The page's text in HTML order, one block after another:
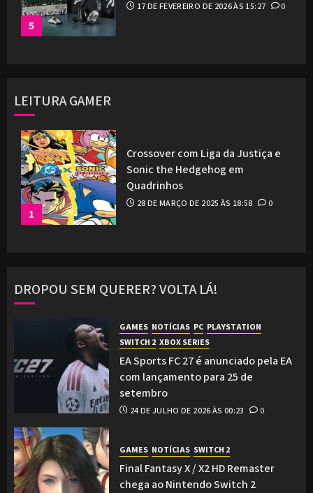
5
17 DE FEVEREIRO DE 2026 ÀS 15:27 0
LEITURA GAMER
1
Crossover com Liga da Justiça e
Sonic the Hedgehog em
Quadrinhos
28 DE MARÇO DE 2025 ÀS 18:58 0
DROPOU SEM QUERER? VOLTA LÁ!
GAMES NOTÍCIAS PC PLAYSTATION
SWITCH 2 XBOX SERIES
EA Sports FC 27 é anunciado pela EA
com lançamento para 25 de
setembro
24 DE JULHO DE 2026 ÀS 00:23 0
GAMES NOTÍCIAS SWITCH 2
Final Fantasy X / X2 HD Remaster
chega ao Nintendo Switch 2